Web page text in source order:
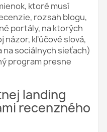
ktoré musí
rozsah blogu,
portály, na ktorých
názor, kľúčové slová,
na sociálnych sieťach)
program presne
landing
recenzného